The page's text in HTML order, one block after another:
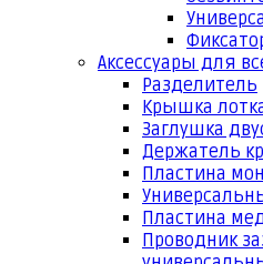
Аксессуары для
Разделитель
Крышка
Заглушка
Держатель
Пластина
Пластина
Проводник